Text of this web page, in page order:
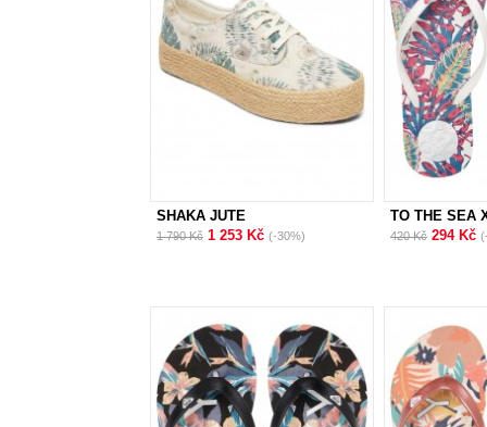
SHAKA JUTE
1 790 Kč 1 253 Kč (-30%)
TO THE SEA
420 Kč 294 Kč